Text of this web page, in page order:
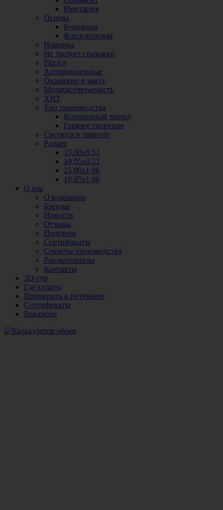
Имитация
Основа
Бумажная
Флизелиновая
Новинка
Не требует стыковки
FlizArt
Антивандальные
Окрашено в массе
Мультисочетаемость
ХИТ
Тип производства
Вспененный винил
Горячее тиснение
Светятся в темноте
Размер
15,00х0,53
10,05х0,53
25,00х1,06
10,05х1,06
О нас
О компании
Бренды
Новости
Отзывы
Полезное
Сертификаты
Секреты производства
Pos-материалы
Контакты
3D-тур
Где купить
Примерить в интерьере
Сертификаты
Вакансии